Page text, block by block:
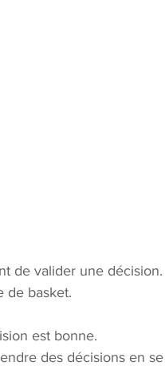
de valider une décision.
de basket.
est bonne.
des décisions en